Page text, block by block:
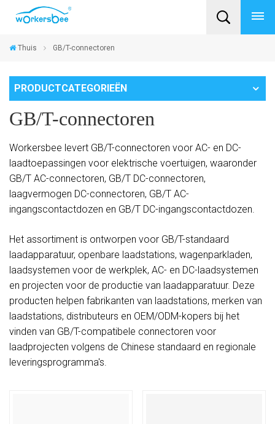
Thuis GB/T-connectoren
PRODUCTCATEGORIEËN
GB/T-connectoren
Workersbee levert GB/T-connectoren voor AC- en DC-
laadtoepassingen voor elektrische voertuigen, waaronder
GB/T AC-connectoren, GB/T DC-connectoren,
laagvermogen DC-connectoren, GB/T AC-
ingangscontactdozen en GB/T DC-ingangscontactdozen.
Het assortiment is ontworpen voor GB/T-standaard
laadapparatuur, openbare laadstations, wagenparkladen,
laadsystemen voor de werkplek, AC- en DC-laadsystemen
en projecten voor de productie van laadapparatuur. Deze
producten helpen fabrikanten van laadstations, merken van
laadstations, distributeurs en OEM/ODM-kopers bij het
vinden van GB/T-compatibele connectoren voor
laadprojecten volgens de Chinese standaard en regionale
leveringsprogramma's.